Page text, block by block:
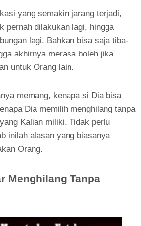
yang semakin jarang terjadi,
pernah dilakukan lagi, hingga
lagi. Bahkan bisa saja tiba-
akhirnya merasa boleh jika
untuk Orang lain.
memang, kenapa si Dia bisa
Dia memilih menghilang tanpa
Kalian miliki. Tidak perlu
inilah alasan yang biasanya
Orang.
Menghilang Tanpa